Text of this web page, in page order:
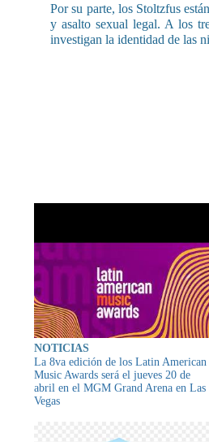
Por su parte, los Stoltzfus
y asalto sexual legal. A los
investigan la identidad de las
NOTICIAS
La 8va edición de los Latin American
Music Awards será el jueves 20 de
abril en el MGM Grand Arena en Las
Vegas